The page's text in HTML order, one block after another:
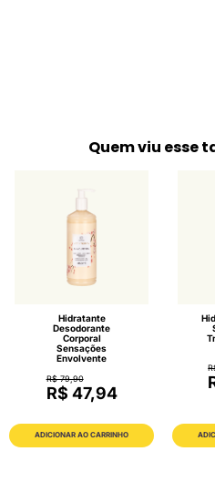
Quem viu esse
Hidratante
Desodorante
Corporal
Sensações
Envolvente
R$ 79,90
R$ 47,94
ADICIONAR AO CARRINHO